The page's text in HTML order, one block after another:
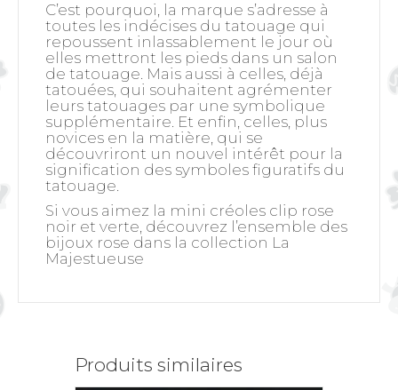
C’est pourquoi, la marque s’adresse à
toutes les indécises du tatouage qui
repoussent inlassablement le jour où
elles mettront les pieds dans un salon
de tatouage. Mais aussi à celles, déjà
tatouées, qui souhaitent agrémenter
leurs tatouages par une symbolique
supplémentaire. Et enfin, celles, plus
novices en la matière, qui se
découvriront un nouvel intérêt pour la
signification des symboles figuratifs du
tatouage.
Si vous aimez la mini créoles clip rose
noir et verte, découvrez l’ensemble des
bijoux rose dans la collection La
Majestueuse
Produits similaires